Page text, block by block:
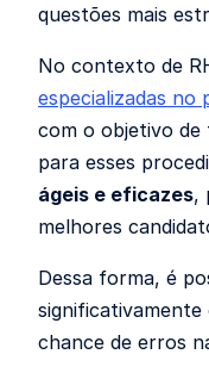
questões mais
No contexto de
especializadas no
com o objetivo
para esses
ágeis e eficazes,
melhores
Dessa forma, é
chance de erros